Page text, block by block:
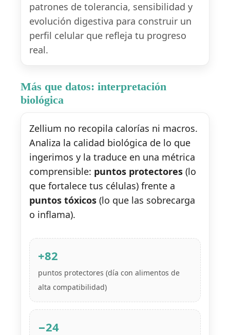
patrones de tolerancia, sensibilidad y
evolución digestiva para construir un
perfil celular que refleja tu progreso
real.
Más que datos: interpretación
biológica
Zellium no recopila calorías ni macros.
Analiza la calidad biológica de lo que
ingerimos y la traduce en una métrica
comprensible: puntos protectores (lo
que fortalece tus células) frente a
puntos tóxicos (lo que las sobrecarga
o inflama).
+82
puntos protectores (día con alimentos de
alta compatibilidad)
−24